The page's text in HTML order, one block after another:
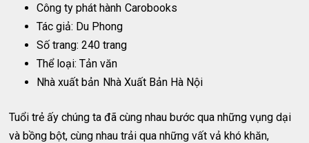
Công ty phát hành Carobooks
Tác giả: Du Phong
Số trang: 240 trang
Thể loại: Tản văn
Nhà xuất bản Nhà Xuất Bản Hà Nội
Tuổi trẻ ấy chúng ta đã cùng nhau bước qua những vụng dại
và bồng bột, cùng nhau trải qua những vất vả khó khăn,